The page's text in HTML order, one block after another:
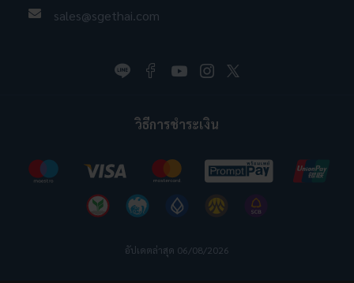
sales@sgethai.com
วิธีการชำระเงิน
อัปเดตล่าสุด 06/08/2026